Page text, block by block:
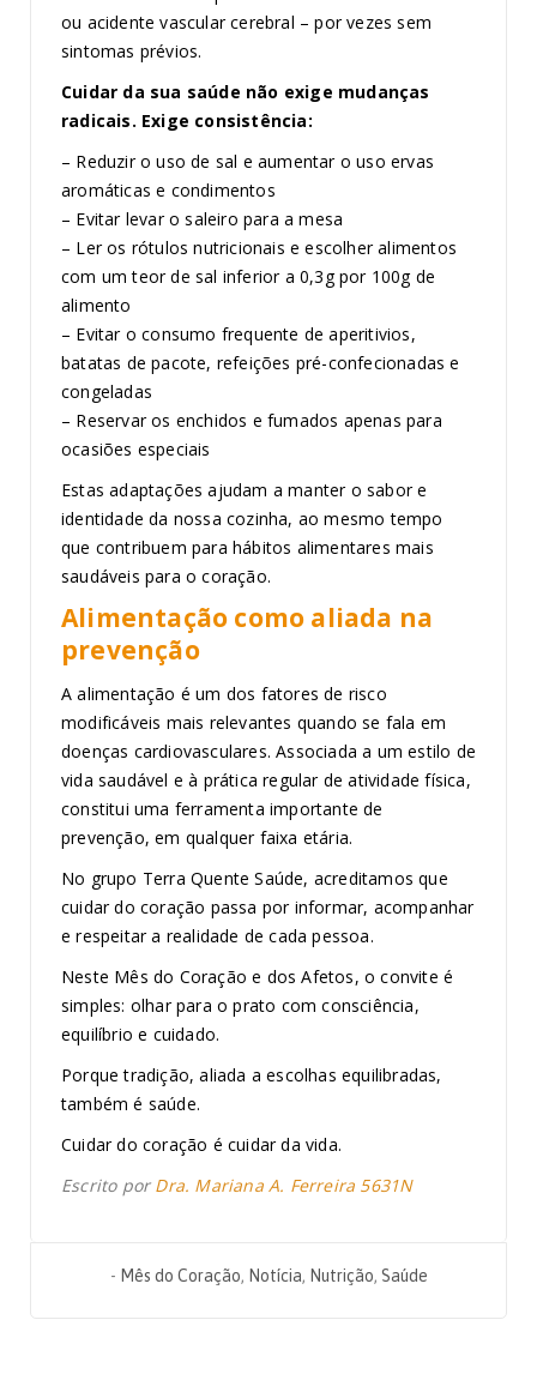
ou acidente vascular cerebral – por vezes sem
sintomas prévios.
Cuidar da sua saúde não exige mudanças
radicais. Exige consistência:
– Reduzir o uso de sal e aumentar o uso ervas
aromáticas e condimentos
– Evitar levar o saleiro para a mesa
– Ler os rótulos nutricionais e escolher alimentos
com um teor de sal inferior a 0,3g por 100g de
alimento
– Evitar o consumo frequente de aperitivios,
batatas de pacote, refeições pré-confecionadas e
congeladas
– Reservar os enchidos e fumados apenas para
ocasiões especiais
Estas adaptações ajudam a manter o sabor e
identidade da nossa cozinha, ao mesmo tempo
que contribuem para hábitos alimentares mais
saudáveis para o coração.
Alimentação como aliada na
prevenção
A alimentação é um dos fatores de risco
modificáveis mais relevantes quando se fala em
doenças cardiovasculares. Associada a um estilo de
vida saudável e à prática regular de atividade física,
constitui uma ferramenta importante de
prevenção, em qualquer faixa etária.
No grupo Terra Quente Saúde, acreditamos que
cuidar do coração passa por informar, acompanhar
e respeitar a realidade de cada pessoa.
Neste Mês do Coração e dos Afetos, o convite é
simples: olhar para o prato com consciência,
equilíbrio e cuidado.
Porque tradição, aliada a escolhas equilibradas,
também é saúde.
Cuidar do coração é cuidar da vida.
Escrito por Dra. Mariana A. Ferreira 5631N
- Mês do Coração, Notícia, Nutrição, Saúde